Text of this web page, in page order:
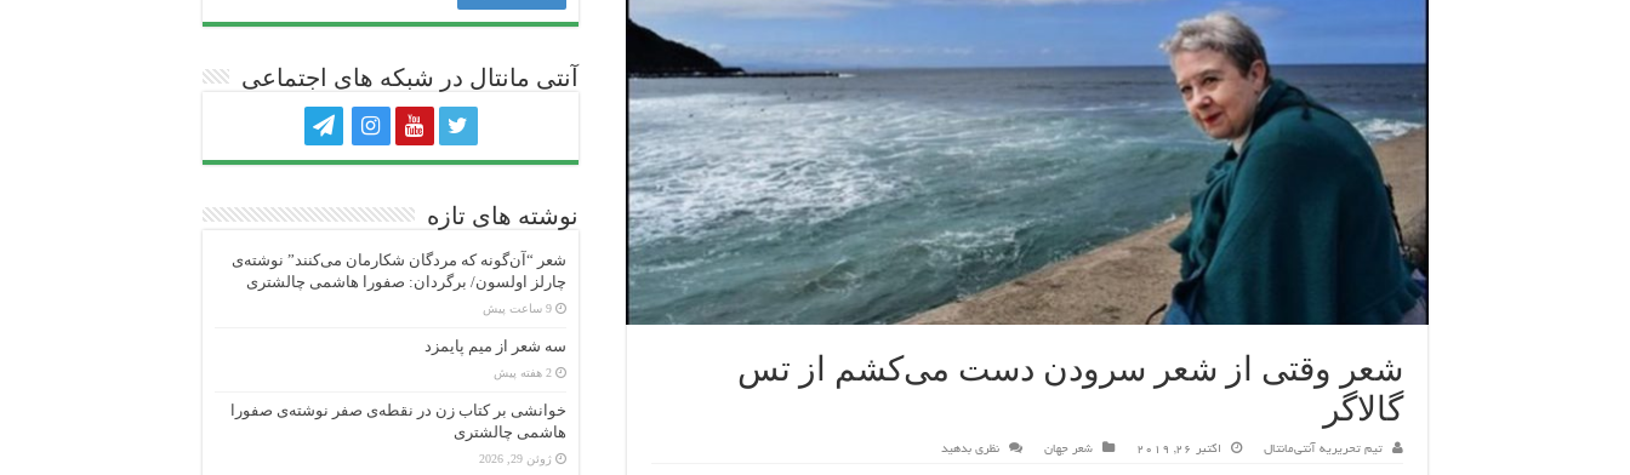
شعر وقتی از شعر سرودن دست می‌کشم از تس
گالاگر
تیم تحریریه آنتی‌مانتال اکتبر 26, 2019 شعر جهان نظری بدهید
آنتی ‌مانتال در شبکه های اجتماعی
نوشته های تازه
شعر “آن‌گونه که مردگان شکارمان می‌کنند” نوشته‌ی
چارلز اولسون/ برگردان: صفورا هاشمی چالشتری
9 ساعت پیش
سه شعر از میم پایمزد
2 هفته پیش
خوانشی بر کتاب زن در نقطه‌ی صفر نوشته‌ی صفورا
هاشمی چالشتری
ژوئن 29, 2026